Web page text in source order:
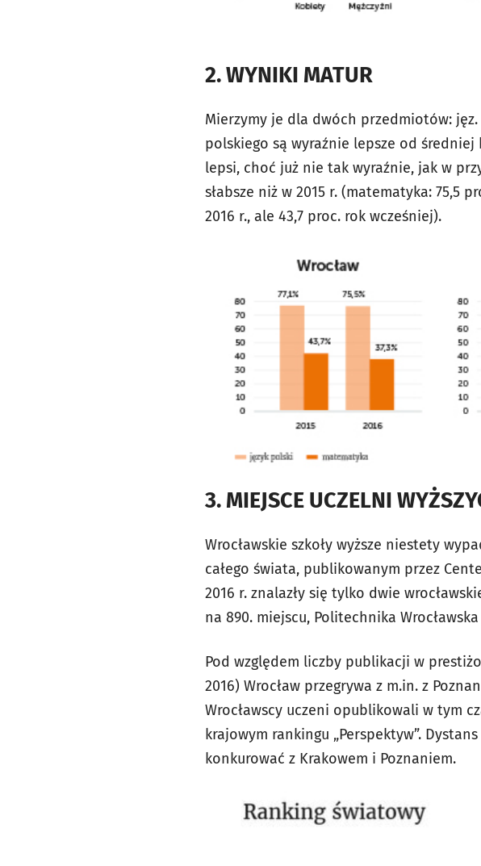
2. WYNIKI MATUR
Mierzymy je dla dwóch przedmiotów:
polskiego są wyraźnie lepsze od
lepsi, choć już nie tak wyraźnie, jak w
słabsze niż w 2015 r. (matematyka: 75,5
2016 r., ale 43,7 proc. rok wcześniej).
3. MIEJSCE UCZELNI
Wrocławskie szkoły wyższe niestety
całego świata, publikowanym przez
2016 r. znalazły się tylko dwie
na 890. miejscu, Politechnika
Pod względem liczby publikacji w
2016) Wrocław przegrywa z m.in. z
Wrocławscy uczeni opublikowali w tym
krajowym rankingu „Perspektyw”.
konkurować z Krakowem i Poznaniem.